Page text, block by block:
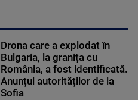
Drona care a explodat în
Bulgaria, la granița cu
România, a fost identificată.
Anunțul autorităților de la
Sofia